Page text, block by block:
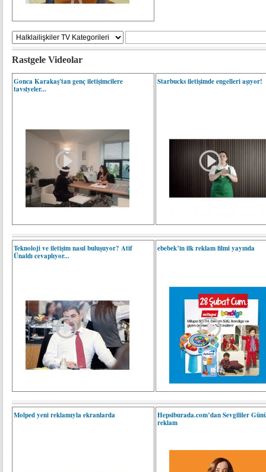
Rastgele Videolar
Gonca Karakaş'tan genç iletişimcilere
tavsiyeler...
Starbucks iletişimde engelleri aşıyor!
Teknoloji ve iletişim nasıl buluşuyor? Atif
Ünaldı cevaplıyor...
ebebek’in ilk reklam filmi yayında
Molped yeni reklamıyla ekranlarda
Hepsiburada.com’dan Sevgililer
reklam